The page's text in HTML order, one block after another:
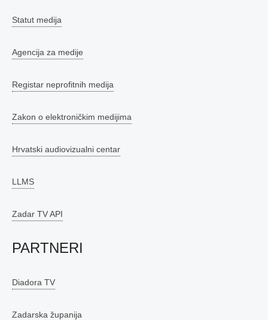
Statut medija
Agencija za medije
Registar neprofitnih medija
Zakon o elektroničkim medijima
Hrvatski audiovizualni centar
LLMS
Zadar TV API
PARTNERI
Diadora TV
Zadarska županija